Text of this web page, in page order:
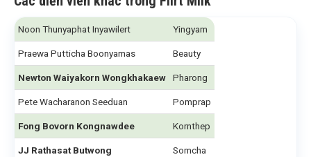
Noon Thunyaphat Inyawilert Yingyam
Praewa Putticha Boonyamas Beauty
Newton Waiyakorn Wongkhakaew Pharong
Pete Wacharanon Seeduan Pomprap
Fong Bovorn Kongnawdee Kornthep
JJ Rathasat Butwong Somcha